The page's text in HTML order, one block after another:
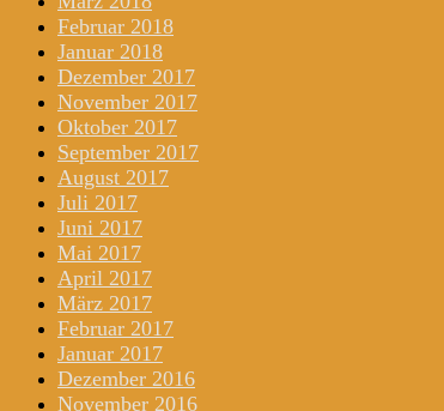
Februar 2018
Januar 2018
Dezember 2017
November 2017
Oktober 2017
September 2017
August 2017
Juli 2017
Juni 2017
Mai 2017
April 2017
März 2017
Februar 2017
Januar 2017
Dezember 2016
November 2016